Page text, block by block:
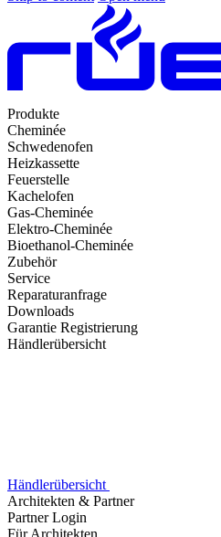
Produkte
Cheminée
Schwedenofen
Heizkassette
Feuerstelle
Kachelofen
Gas-Cheminée
Elektro-Cheminée
Bioethanol-Cheminée
Zubehör
Service
Reparaturanfrage
Downloads
Garantie Registrierung
Händlerübersicht
Händlerübersicht
Architekten & Partner
Partner Login
Für Architekten